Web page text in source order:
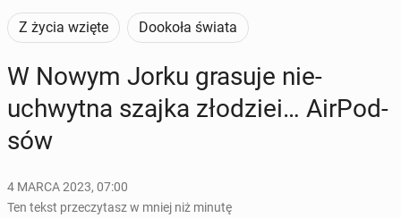
Z życia wzięte Dookoła świata
W Nowym Jorku grasuje nie­
uchwyt­na szajka zło­dziei… Air­Pod­
sów
4 MARCA 2023, 07:00
Ten tekst przeczytasz w mniej niż minutę